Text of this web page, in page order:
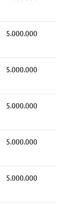
5.000.000
5.000.000
5.000.000
5.000.000
5.000.000